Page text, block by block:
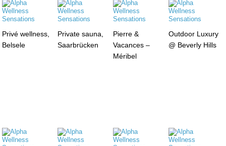
Privé wellness,
Belsele
Private sauna,
Saarbrücken
Pierre &
Vacances –
Méribel
Outdoor Luxury
@ Beverly Hills